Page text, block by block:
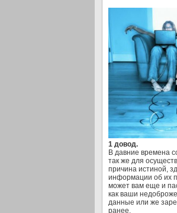
1 довод.
В давние времена
так же для
причина истиной,
информации об их
может вам еще и
как ваши
данные или же
ранее.